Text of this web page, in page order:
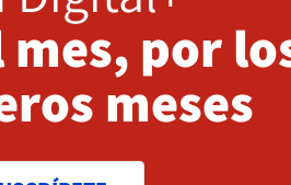
mes, por
meses